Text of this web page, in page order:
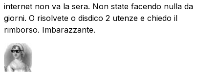
internet non va la sera. Non state facendo nulla da
giorni. O risolvete o disdico 2 utenze e chiedo il
rimborso. Imbarazzante.